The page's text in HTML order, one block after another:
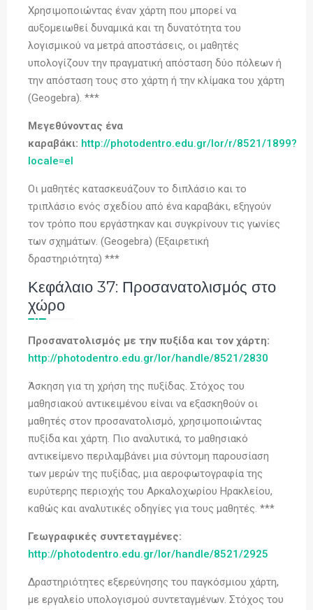
Χρησιμοποιώντας έναν χάρτη που μπορεί να
αυξομειωθεί δυναμικά και τη δυνατότητα του
λογισμικού να μετρά αποστάσεις, οι μαθητές
υπολογίζουν την πραγματική απόσταση δύο πόλεων ή
την απόσταση τους στο χάρτη ή την κλίμακα του χάρτη
(Geogebra). ***
Μεγεθύνοντας ένα
καραβάκι: http://photodentro.edu.gr/lor/r/8521/1899?
locale=el
Οι μαθητές κατασκευάζουν το διπλάσιο και το
τριπλάσιο ενός σχεδίου από ένα καραβάκι, εξηγούν
τον τρόπο που εργάστηκαν και συγκρίνουν τις γωνίες
των σχημάτων. (Geogebra) (Εξαιρετική
δραστηριότητα) ***
Κεφάλαιο 37: Προσανατολισμός στο
χώρο
Προσανατολισμός με την πυξίδα και τον χάρτη:
http://photodentro.edu.gr/lor/handle/8521/2830
Άσκηση για τη χρήση της πυξίδας. Στόχος του
μαθησιακού αντικειμένου είναι να εξασκηθούν οι
μαθητές στον προσανατολισμό, χρησιμοποιώντας
πυξίδα και χάρτη. Πιο αναλυτικά, το μαθησιακό
αντικείμενο περιλαμβάνει μια σύντομη παρουσίαση
των μερών της πυξίδας, μια αεροφωτογραφία της
ευρύτερης περιοχής του Αρκαλοχωρίου Ηρακλείου,
καθώς και αναλυτικές οδηγίες για τους μαθητές. ***
Γεωγραφικές συντεταγμένες:
http://photodentro.edu.gr/lor/handle/8521/2925
Δραστηριότητες εξερεύνησης του παγκόσμιου χάρτη,
με εργαλείο υπολογισμού συντεταγμένων. Στόχος του